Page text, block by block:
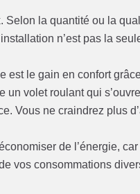
Selon la quantité ou la
n’est pas la
est le gain en confort
un volet roulant qui
Vous ne craindrez plus
de l’énergie,
vos consommations